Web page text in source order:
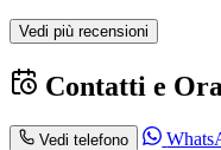
Vedi più recensioni
Contatti e
Vedi telefono